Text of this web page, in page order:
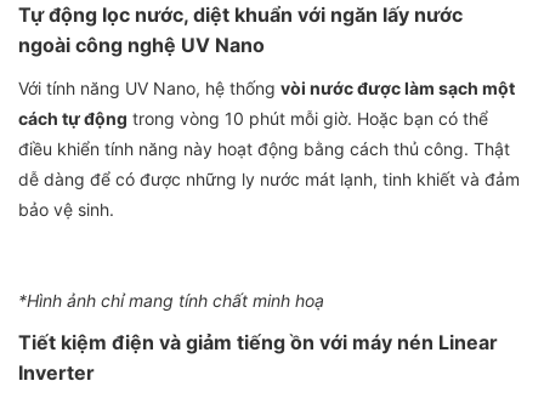
Tự động lọc nước, diệt khuẩn với ngăn lấy nước
ngoài công nghệ UV Nano
Với tính năng UV Nano, hệ thống vòi nước được làm sạch một
cách tự động trong vòng 10 phút mỗi giờ. Hoặc bạn có thể
điều khiển tính năng này hoạt động bằng cách thủ công. Thật
dễ dàng để có được những ly nước mát lạnh, tinh khiết và đảm
bảo vệ sinh.
*Hình ảnh chỉ mang tính chất minh hoạ
Tiết kiệm điện và giảm tiếng ồn với máy nén Linear
Inverter